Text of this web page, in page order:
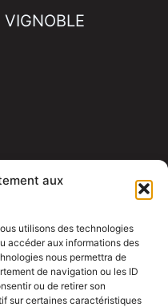
aux
utilisons des technologies
accéder aux informations des
nous permettra de
de navigation ou les ID
ou de retirer son
sur certaines caractéristiques
EN LIGNE